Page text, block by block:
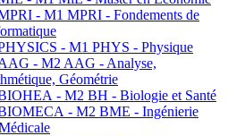
- M1 MPRI - Fondements de
- M1 PHYS - Physique
- M2 AAG - Analyse,
Géométrie
- M2 BH - Biologie et Santé
- M2 BME - Ingénierie